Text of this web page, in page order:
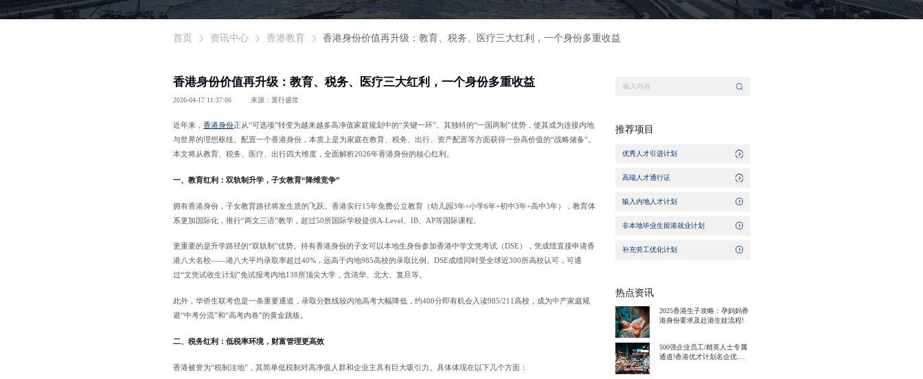
首页 资讯中心 香港教育 香港身份价值再升级：教育、税务、医疗三大红利，一个身份多重收益
香港身份价值再升级：教育、税务、医疗三大红利，一个身份多重收益
2026-04-17 11:37:06 来源：寰行盛世
近年来， 香港身份正从“可选项”转变为越来越多高净值家庭规划中的“关键一环”。其独特的“一国两制”优势，使其成为连接内地
与世界的理想枢纽。配置一个香港身份，本质上是为家庭在教育、税务、出行、资产配置等方面获得一份高价值的“战略储备”。
本文将从教育、税务、医疗、出行四大维度，全面解析2026年香港身份的核心红利。
一、教育红利：双轨制升学，子女教育“降维竞争”
拥有香港身份，子女教育路径将发生质的飞跃。香港实行15年免费公立教育（幼儿园3年+小学6年+初中3年+高中3年），教育体
系更加国际化，推行“两文三语”教学，超过50所国际学校提供A-Level、IB、AP等国际课程。
更重要的是升学路径的“双轨制”优势。持有香港身份的子女可以本地生身份参加香港中学文凭考试（DSE），凭成绩直接申请香
港八大名校——港八大平均录取率超过40%，远高于内地985高校的录取比例。DSE成绩同时受全球近300所高校认可，可通
过“文凭试收生计划”免试报考内地138所顶尖大学，含清华、北大、复旦等。
此外，华侨生联考也是一条重要通道，录取分数线较内地高考大幅降低，约400分即有机会入读985/211高校，成为中产家庭规
避“中考分流”和“高考内卷”的黄金跳板。
二、税务红利：低税率环境，财富管理更高效
香港被誉为“税制洼地”，其简单低税制对高净值人群和企业主具有巨大吸引力。具体体现在以下几个方面：
推荐项目
优秀人才引进计划
高端人才通行证
输入内地人才计划
非本地毕业生留港就业计划
补充劳工优化计划
热点资讯
2025香港生子攻略：孕妈妈香
港身份要求及赴港生娃流程!
500强企业员工/精英人士专属
通道!香港优才计划名企优势